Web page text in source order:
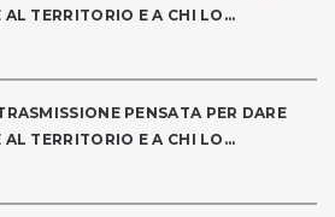
AL TERRITORIO E A CHI LO...
PENSATA PER DARE
AL TERRITORIO E A CHI LO...